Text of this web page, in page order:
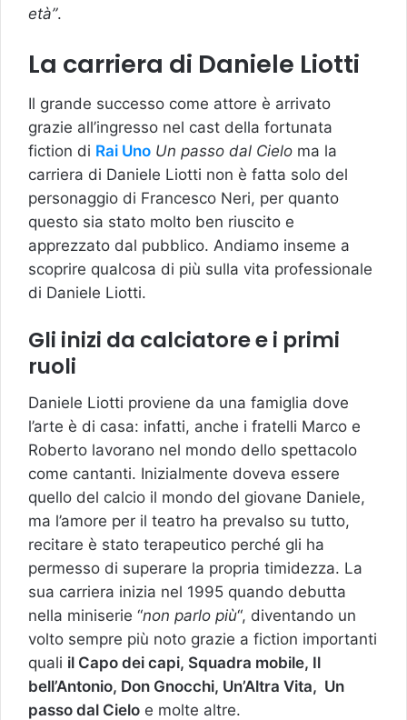
età”.
La carriera di Daniele Liotti
Il grande successo come attore è arrivato
grazie all’ingresso nel cast della fortunata
fiction di Rai Uno Un passo dal Cielo ma la
carriera di Daniele Liotti non è fatta solo del
personaggio di Francesco Neri, per quanto
questo sia stato molto ben riuscito e
apprezzato dal pubblico. Andiamo inseme a
scoprire qualcosa di più sulla vita professionale
di Daniele Liotti.
Gli inizi da calciatore e i primi
ruoli
Daniele Liotti proviene da una famiglia dove
l’arte è di casa: infatti, anche i fratelli Marco e
Roberto lavorano nel mondo dello spettacolo
come cantanti. Inizialmente doveva essere
quello del calcio il mondo del giovane Daniele,
ma l’amore per il teatro ha prevalso su tutto,
recitare è stato terapeutico perché gli ha
permesso di superare la propria timidezza. La
sua carriera inizia nel 1995 quando debutta
nella miniserie “non parlo più“, diventando un
volto sempre più noto grazie a fiction importanti
quali il Capo dei capi, Squadra mobile, Il
bell’Antonio, Don Gnocchi, Un’Altra Vita, Un
passo dal Cielo e molte altre.